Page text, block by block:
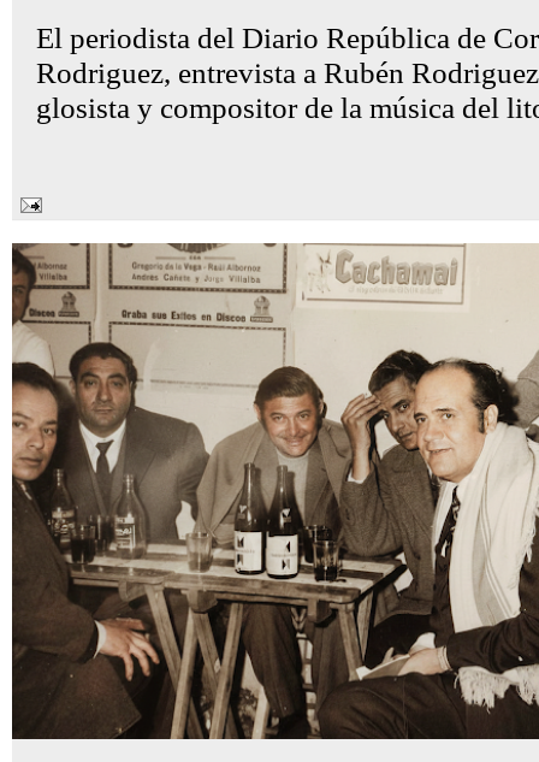
El periodista del Diario República de
Rodriguez, entrevista a Rubén
glosista y compositor de la música del